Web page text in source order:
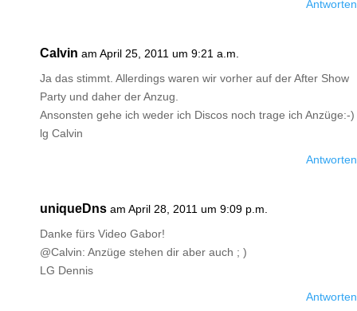
Antworten
Calvin am April 25, 2011 um 9:21 a.m.
Ja das stimmt. Allerdings waren wir vorher auf der After Show
Party und daher der Anzug.
Ansonsten gehe ich weder ich Discos noch trage ich Anzüge:-)
lg Calvin
Antworten
uniqueDns am April 28, 2011 um 9:09 p.m.
Danke fürs Video Gabor!
@Calvin: Anzüge stehen dir aber auch ; )
LG Dennis
Antworten